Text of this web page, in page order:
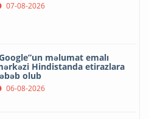
07-08-2026
məlumat emalı
Hindistanda etirazlara
olub
06-08-2026